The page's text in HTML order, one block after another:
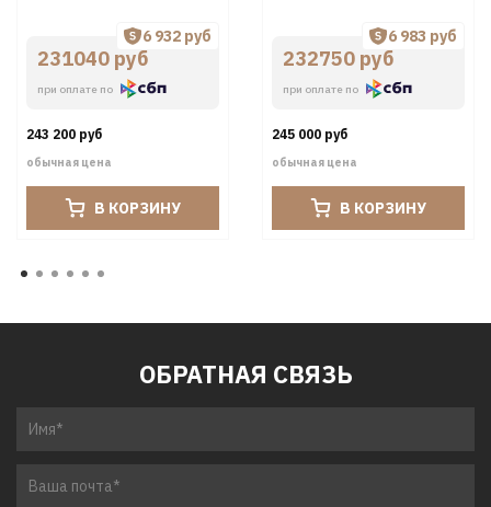
231040 руб
при оплате по
6 932 руб
243 200 руб
обычная цена
В КОРЗИНУ
232750 руб
при оплате по
6 983 руб
245 000 руб
обычная цена
В КОРЗИНУ
ОБРАТНАЯ СВЯЗЬ